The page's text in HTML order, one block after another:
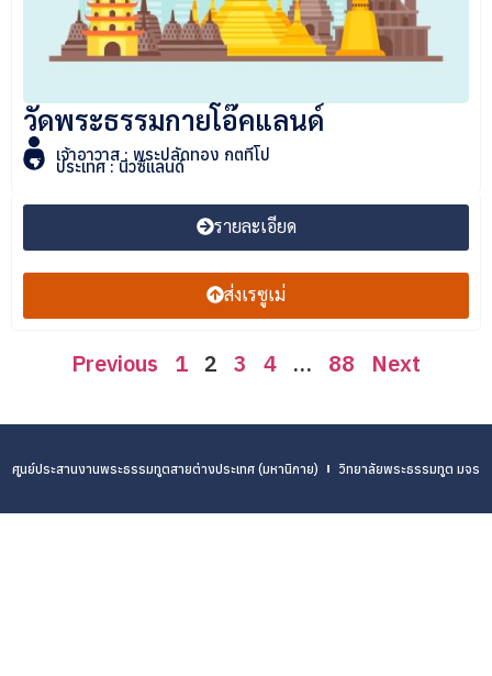
วัดพระธรรมกายโอ๊คแลนด์
เจ้าอาวาส : พระปลัดทอง กตทีโป
ประเทศ : นิวซีแลนด์
รายละเอียด
ส่งเรซูเม่
Previous 1 2 3 4 … 88 Next
ศูนย์ประสานงานพระธรรมทูตสายต่างประเทศ (มหานิกาย) วิทยาลัยพระธรรมทูต มจร